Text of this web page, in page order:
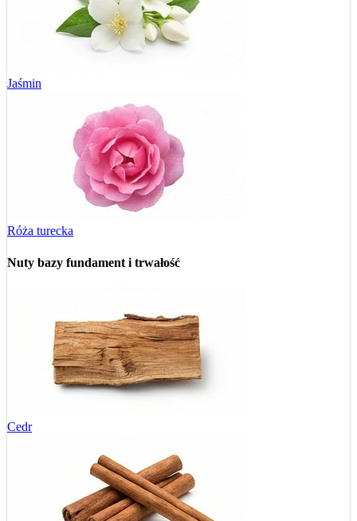
Jaśmin
Róża turecka
Nuty bazy fundament i trwałość
Cedr